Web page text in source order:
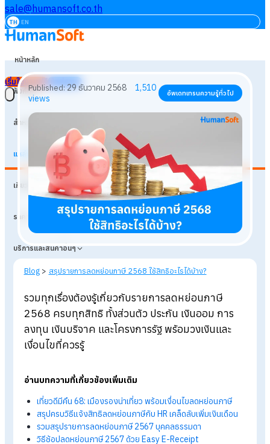
sale@humansoft.co.th
TH EN
หน้าหลัก
ฟังก์ชัน
สำหรับธุรกิจ
แหล่งเรียนรู้
เกี่ยวกับเรา
ราคา
บริการและสินค้าอื่นๆ
เริ่มใช้งานฟรี เข้าสู่ระบบ
Published: 29 ธันวาคม 2568 1,510
views อัพเดทเทรนความรู้ทั่วไป
Blog > สรุปรายการลดหย่อนภาษี 2568 ใช้สิทธิอะไรได้บ้าง?
รวมทุกเรื่องต้องรู้เกี่ยวกับรายการลดหย่อนภาษี
2568 ครบทุกสิทธิ ทั้งส่วนตัว ประกัน เงินออม การ